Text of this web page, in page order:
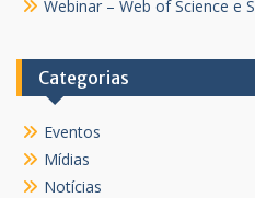
Webinar – Web of Science e
Categorias
Eventos
Mídias
Notícias